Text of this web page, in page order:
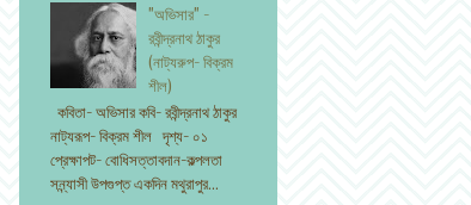
"অভিসার" -
রবীন্দ্রনাথ ঠাকুর
(নাট্যরুপ- বিক্রম
শীল)
কবিতা- অভিসার কবি- রবীন্দ্রনাথ ঠাকুর
নাট্যরূপ- বিক্রম শীল দৃশ্য- ০১
প্রেক্ষাপট- বোধিসত্তাবদান-কল্পলতা
সন্ন্যাসী উপগুপ্ত একদিন মথুরাপুর...